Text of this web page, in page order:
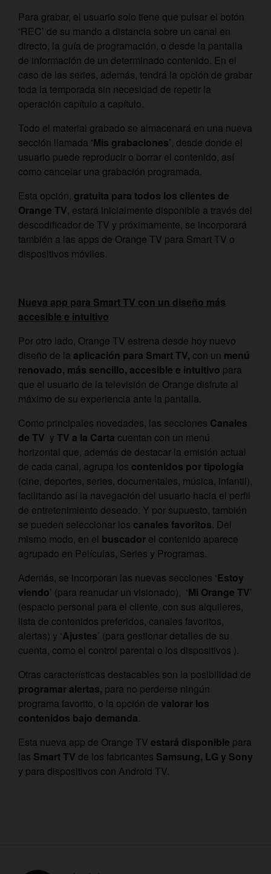
Para grabar, el usuario solo tiene que pulsar el botón
‘REC’ de su mando a distancia sobre un canal en
directo, la guía de programación, o desde la pantalla
de información de un determinado contenido. En el
caso de las series, además, tendrá la opción de grabar
toda la temporada sin necesidad de repetir la
operación capítulo a capítulo.
Todo el material grabado se almacenará en una nueva
sección llamada ‘Mis grabaciones’, desde donde el
usuario puede reproducir o borrar el contenido, así
como cancelar una grabación programada.
Esta opción, gratuita para todos los clientes de
Orange TV, estará inicialmente disponible a través del
descodificador de TV y próximamente, se incorporará
también a las apps de Orange TV para Smart TV o
dispositivos móviles.
Nueva app para Smart TV con un diseño más
accesible e intuitivo
Por otro lado, Orange TV estrena desde hoy nuevo
diseño de la aplicación para Smart TV, con un menú
renovado, más sencillo, accesible e intuitivo para
que el usuario de la televisión de Orange disfrute al
máximo de su experiencia ante la pantalla.
Como principales novedades, las secciones Canales
de TV y TV a la Carta cuentan con un menú
horizontal que, además de destacar la emisión actual
de cada canal, agrupa los contenidos por tipología
(cine, deportes, series, documentales, música, infantil),
facilitando así la navegación del usuario hacia el perfil
de entretenimiento deseado. Y por supuesto, también
se pueden seleccionar los canales favoritos. Del
mismo modo, en el buscador el contenido aparece
agrupado en Películas, Series y Programas.
Además, se incorporan las nuevas secciones ‘Estoy
viendo’ (para reanudar un visionado), ‘Mi Orange TV’
(espacio personal para el cliente, con sus alquileres,
lista de contenidos preferidos, canales favoritos,
alertas) y ‘Ajustes’ (para gestionar detalles de su
cuenta, como el control parental o los dispositivos ).
Otras características destacables son la posibilidad de
programar alertas, para no perderse ningún
programa favorito, o la opción de valorar los
contenidos bajo demanda.
Esta nueva app de Orange TV estará disponible para
las Smart TV de los fabricantes Samsung, LG y Sony
y para dispositivos con Android TV.